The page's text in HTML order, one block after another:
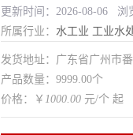
更新时间：2026-08-06 浏
所属行业： 水工业 工业水
发货地址：广东省广州市
产品数量：9999.00个
价格：￥ 1000.00 元/个 起